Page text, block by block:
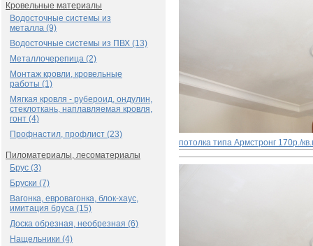
Кровельные материалы
Водосточные системы из
металла (9)
Водосточные системы из ПВХ (13)
Металлочерепица (2)
Монтаж кровли, кровельные
работы (1)
Мягкая кровля - рубероид, ондулин,
стеклоткань, наплавляемая кровля,
гонт (4)
Профнастил, профлист (23)
Пиломатериалы, лесоматериалы
Брус (3)
Бруски (7)
Вагонка, евровагонка, блок-хаус,
имитация бруса (15)
Доска обрезная, необрезная (6)
Нащельники (4)
потолка типа Армстронг 170р./